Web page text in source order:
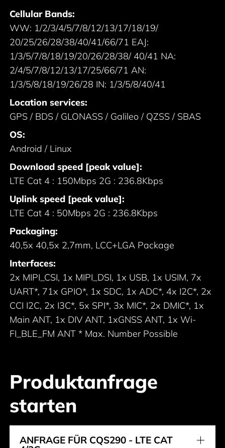
Cellular Bands:
WW: 1/2/3/4/5/7/8/12/13/17/18/19/
20/25/26/28/38/40/41/66/71 EAJ:
1/3/5/7/8/18/19/20/26/28/38/ 40/41 NA:
2/4/5/7/8/12/13/17/25/66/71 AN:
1/3/5/8/18/19/26/28 IN: 1/3/5/8/40/41
Location services:
GPS / BDS / GLONASS / Galileo / QZSS / SBAS
OS:
Android / Linux
Download speed [peak value]:
LTE Cat 4 : 150Mbps 2G : 236.8Kbps
Uplink speed [peak value]:
LTE Cat 4 : 50Mbps 2G : 236.8Kbps
Packaging:
40,5x 40,5x 2,7mm, LCC+LGA Package
Interfaces:
2x MIPI_CSI, 1x MIPI_DSI, 1x USB, 1x USIM, 7x
UART*, 71x GPIO*, 1x SDC, 1x ADC*, 4x I2C*, 2x
CCI I2C, 2x I3C*, 5x SPI*, 3x MIC*, 2x DMIC*, 1x
Main ANT, 1x DIV ANT, 1xGNSS ANT, 1x Wi-
FI_BLE_FM ANT * Max. Number Possible
Produktanfrage
starten
ANFRAGE FÜR CQS290 - LTE CAT